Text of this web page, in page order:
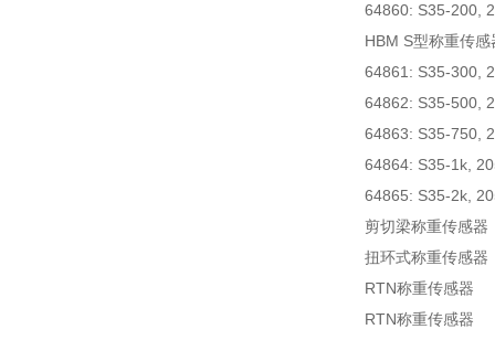
64860: S35-200,
HBM S型称重传感
64861: S35-300,
64862: S35-500,
64863: S35-750,
64864: S35-1k,
64865: S35-2k,
剪切梁称重传感器
扭环式称重传感器
RTN称重传感器
RTN称重传感器